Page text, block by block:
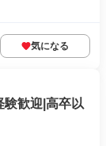
気になる
験歓迎|高卒以